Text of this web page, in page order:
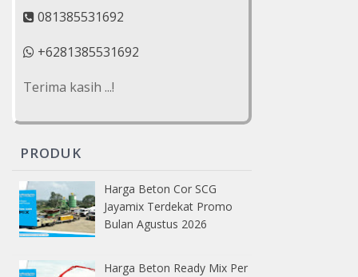
081385531692
+6281385531692
Terima kasih ...!
PRODUK
Harga Beton Cor SCG
Jayamix Terdekat Promo
Bulan Agustus 2026
Harga Beton Ready Mix Per